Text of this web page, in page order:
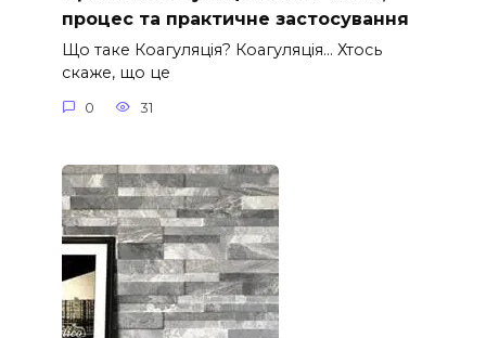
процес та практичне застосування
Що таке Коагуляція? Коагуляція… Хтось
скаже, що це
0 31